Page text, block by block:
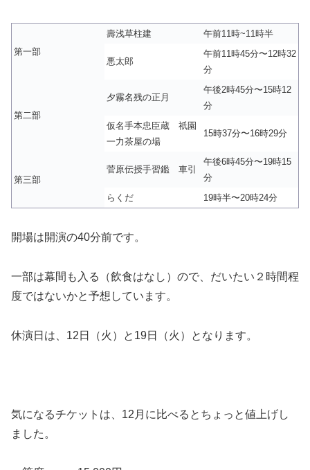
第一部
壽浅草柱建 午前11時~11時半
悪太郎
午前11時45分〜12時32
分
第二部
夕霧名残の正月
午後2時45分〜15時12
分
仮名手本忠臣蔵 祇園
一力茶屋の場
15時37分〜16時29分
第三部
菅原伝授手習鑑 車引
午後6時45分〜19時15
分
らくだ
19時半〜20時24分
開場は開演の40分前です。
一部は幕間も入る（飲食はなし）ので、だいたい２時間程
度ではないかと予想しています。
休演日は、12日（火）と19日（火）となります。
気になるチケットは、12月に比べるとちょっと値上げし
ました。